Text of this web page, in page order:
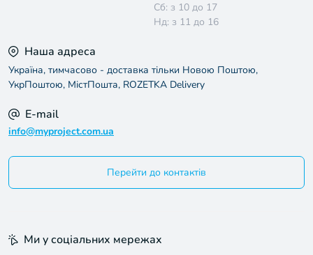
Сб: з 10 до 17
Нд: з 11 до 16
Наша адреса
Україна, тимчасово - доставка тільки Новою Поштою,
УкрПоштою, МістПошта, ROZETKA Delivery
E-mail
info@myproject.com.ua
Перейти до контактів
Ми у соціальних мережах